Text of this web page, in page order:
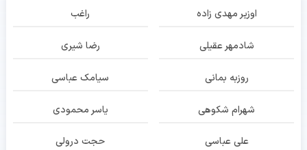
اوزیر مهدی زاده راغب
شادمهر عقیلی رضا شیری
روزبه بمانی سیامک عباسی
شهرام شکوهی یاسر محمودی
علی عباسی حجت درولی